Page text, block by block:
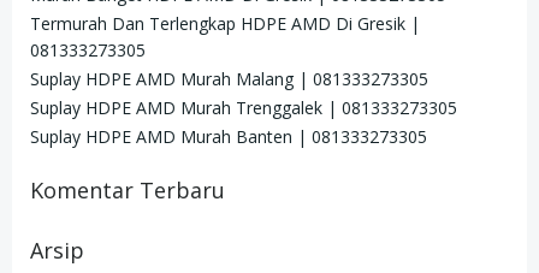
Termurah Dan Terlengkap HDPE AMD Di Gresik |
081333273305
Suplay HDPE AMD Murah Malang | 081333273305
Suplay HDPE AMD Murah Trenggalek | 081333273305
Suplay HDPE AMD Murah Banten | 081333273305
Komentar Terbaru
Arsip